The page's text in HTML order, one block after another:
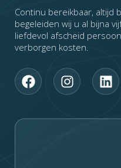
Continu bereikbaar, altijd
begeleiden wij u al bijna
liefdevol afscheid
verborgen kosten.
F
a
e
I
n
t
L
i
k